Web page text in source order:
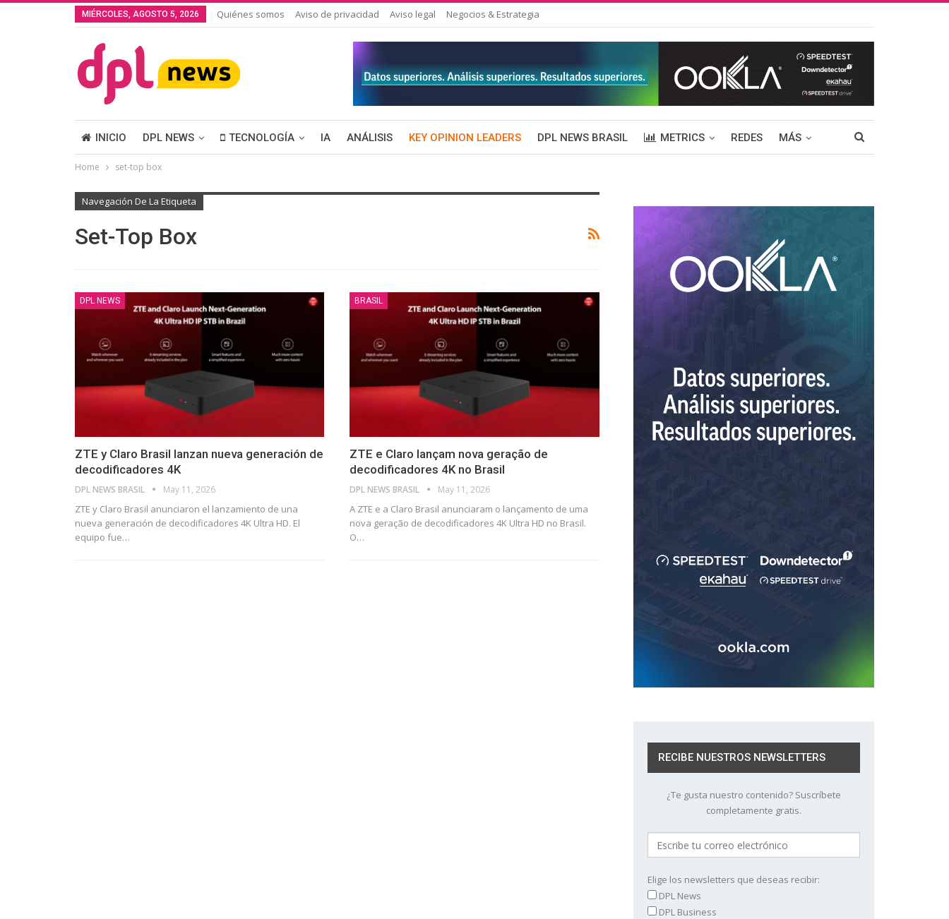
MIÉRCOLES, AGOSTO 5, 2026 Quiénes somos Aviso de privacidad Aviso legal Negocios & Estrategia
INICIO DPL NEWS TECNOLOGÍA IA ANÁLISIS KEY OPINION LEADERS DPL NEWS BRASIL METRICS REDES MÁS
Home set-top box
Navegación De La Etiqueta
Set-Top Box
DPL NEWS
ZTE y Claro Brasil lanzan nueva generación de
decodificadores 4K
DPL NEWS BRASIL May 11, 2026
ZTE y Claro Brasil anunciaron el lanzamiento de una
nueva generación de decodificadores 4K Ultra HD. El
equipo fue…
BRASIL
ZTE e Claro lançam nova geração de
decodificadores 4K no Brasil
DPL NEWS BRASIL May 11, 2026
A ZTE e a Claro Brasil anunciaram o lançamento de uma
nova geração de decodificadores 4K Ultra HD no Brasil.
O…
RECIBE NUESTROS NEWSLETTERS
¿Te gusta nuestro contenido? Suscríbete
completamente gratis.
Elige los newsletters que deseas recibir:
DPL News
DPL Business